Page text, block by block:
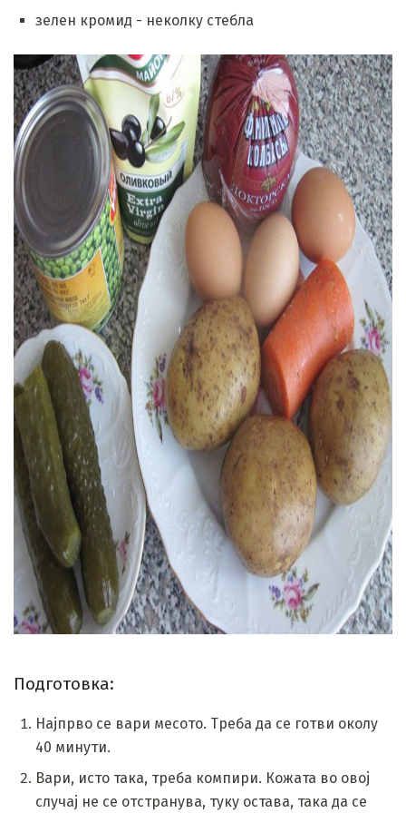
зелен кромид - неколку стебла
ad
Подготовка:
Најпрво се вари месото. Треба да се готви околу
40 минути.
Вари, исто така, треба компири. Кожата во овој
случај не се отстранува, туку остава, така да се